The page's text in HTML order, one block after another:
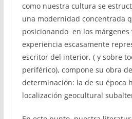
como nuestra cultura se
una modernidad concentrada
posicionando en los márgenes
experiencia escasamente
escritor del interior, ( y sobre
periférico), compone su obra
determinación: la de su época
localización geocultural